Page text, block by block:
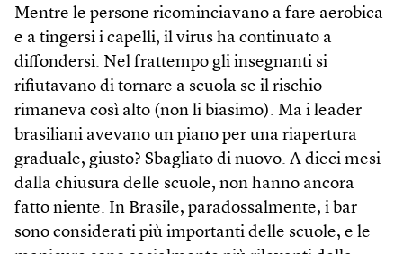
Mentre le persone ricominciavano a fare aerobica
e a tingersi i capelli, il virus ha continuato a
diffondersi. Nel frattempo gli insegnanti si
rifiutavano di tornare a scuola se il rischio
rimaneva così alto (non li biasimo). Ma i leader
brasiliani avevano un piano per una riapertura
graduale, giusto? Sbagliato di nuovo. A dieci mesi
dalla chiusura delle scuole, non hanno ancora
fatto niente. In Brasile, paradossalmente, i bar
sono considerati più importanti delle scuole, e le